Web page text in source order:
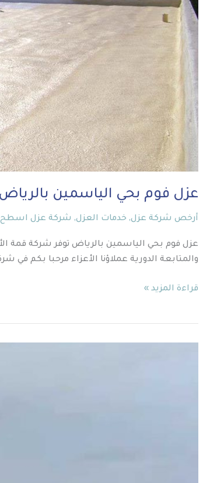
عزل فوم بحي الياسمين بالرياض 0559120116 قمة الاداء
أرخص شركة عزل, خدمات العزل, شركة عزل اسطح
عزل فوم بحي الياسمين بالرياض توفر شركة قمة
والمتابعة الدورية عملاؤنا الأعزاء مرحبا بكم
قمة
الاداء
قراءة المزيد »